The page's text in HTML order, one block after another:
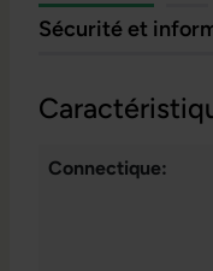
Sécurité et
Connectique: